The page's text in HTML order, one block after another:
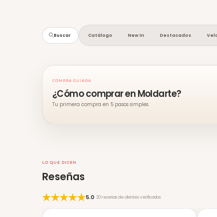
Buscar Catálogo New In Destacados
COMPRA GUIADA
¿Cómo comprar en Moldarte?
Tu primera compra en 5 pasos simples.
LO QUE DICEN
Reseñas
5.0· 20 reseñas de clientes verificados